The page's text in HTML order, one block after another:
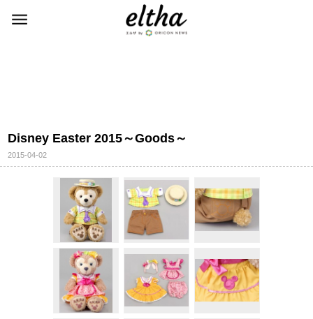
Disney Easter 2015～Goods～
2015-04-02